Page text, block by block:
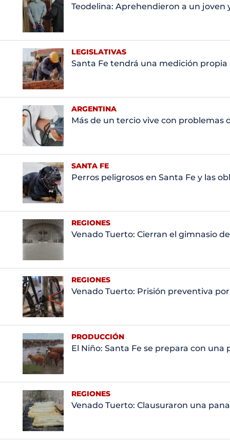
Teodelina: Aprehendieron a un
LEGISLATIVAS
Santa Fe tendrá una medición
ARGENTINA
Más de un tercio vive con problemas
SANTA FE
Perros peligrosos en Santa Fe y las
REGIONES
Venado Tuerto: Cierran el gimnasio
REGIONES
Venado Tuerto: Prisión preventiva
PRODUCCIÓN
El Niño: Santa Fe se prepara con
REGIONES
Venado Tuerto: Clausuraron una